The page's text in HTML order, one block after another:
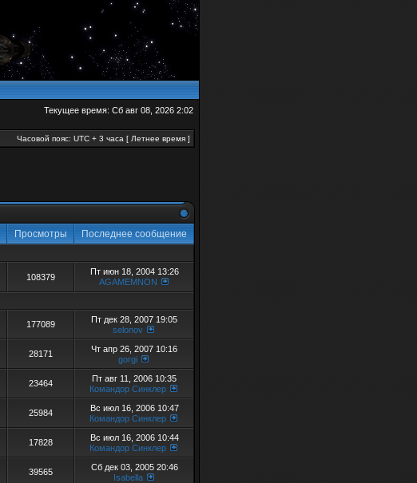
Текущее время: Сб авг 08, 2026 2:02
Часовой пояс: UTC + 3 часа [ Летнее время ]
Просмотры Последнее сообщение
108379
Пт июн 18, 2004 13:26
AGAMEMNON
177089
Пт дек 28, 2007 19:05
selonov
28171
Чт апр 26, 2007 10:16
gorgi
23464
Пт авг 11, 2006 10:35
Командор Синклер
25984
Вс июл 16, 2006 10:47
Командор Синклер
17828
Вс июл 16, 2006 10:44
Командор Синклер
39565
Сб дек 03, 2005 20:46
Isabella